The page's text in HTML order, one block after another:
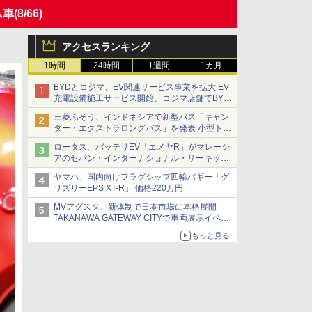
車(8/66)
アクセスランキング
1時間 24時間 1週間 1カ月
BYDとコジマ、EV関連サービス事業を拡大 EV
充電設備施工サービス開始、コジマ店舗でBYD
車の展示・試乗イベントを強化
三菱ふそう、インドネシアで新型バス「キャン
ター・エクストラロングバス」を発表 小型トラ
ックベースの観光・旅客輸送向けバス
ロータス、バッテリEV「エメヤR」がマレーシ
アのセパン・インターナショナル・サーキット
のBEV最速タイムを樹立
ヤマハ、国内向けフラグシップ四輪バギー「グ
リズリーEPS XT-R」 価格220万円
MVアグスタ、新体制で日本市場に本格展開
TAKANAWA GATEWAY CITYで車両展示イベン
もっと見る